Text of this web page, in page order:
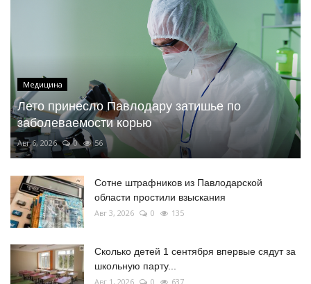
Медицина
Лето принесло Павлодару затишье по
заболеваемости корью
Авг 6, 2026 0 56
Сотне штрафников из Павлодарской
области простили взыскания
Авг 3, 2026 0 135
Сколько детей 1 сентября впервые сядут за
школьную парту...
Авг 1, 2026 0 637